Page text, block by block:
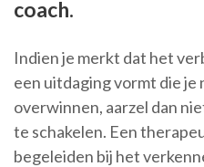
coach.
Indien je merkt dat het
een uitdaging vormt die je
overwinnen, aarzel dan
te schakelen. Een
begeleiden bij het